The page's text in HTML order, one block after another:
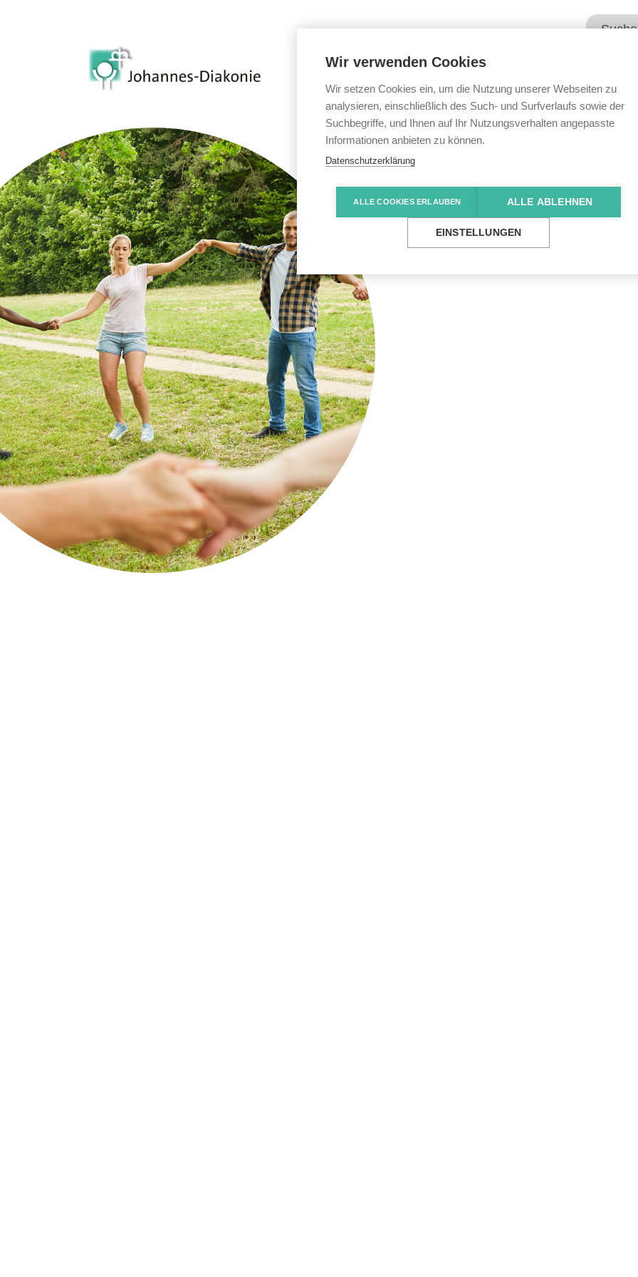
Wir verwenden Cookies
Wir setzen Cookies ein, um die Nutzung unserer Webseiten zu
analysieren, einschließlich des Such- und Surfverlaufs sowie der
Suchbegriffe, und Ihnen auf Ihr Nutzungsverhalten angepasste
Informationen anbieten zu können.
Datenschutzerklärung
ALLE COOKIES ERLAUBEN ALLE ABLEHNEN
EINSTELLUNGEN